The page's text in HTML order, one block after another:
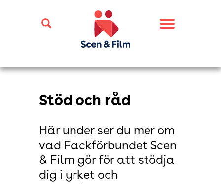
Toggle
Stöd och råd
Här under ser du mer om
vad Fackförbundet Scen
& Film gör för att stödja
dig i yrket och